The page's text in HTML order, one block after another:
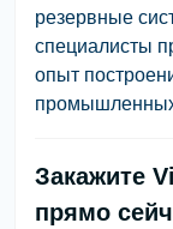
резервные
специалисты
опыт
Закажите
прямо